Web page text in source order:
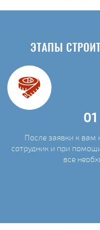
ЭТАПЫ
01
После заявки к вам
сотрудник и при
все